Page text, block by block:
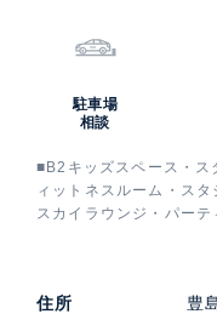
駐車場
相談
■B2キッズスペース・ス
ィットネスルーム・ス
スカイラウンジ・パーテ
住所 豊